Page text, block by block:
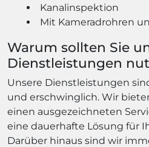
Kanalinspektion
Mit Kameradrohren
Warum sollten Sie
Dienstleistungen
Unsere Dienstleistungen
und erschwinglich. Wir
einen ausgezeichneten
eine dauerhafte Lösung für
Darüber hinaus sind wir